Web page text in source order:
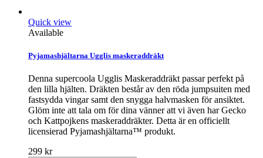
Quick view
Available
Pyjamashjältarna Ugglis maskeraddräkt
Denna supercoola Ugglis Maskeraddräkt passar perfekt på
den lilla hjälten. Dräkten består av den röda jumpsuiten med
fastsydda vingar samt den snygga halvmasken för ansiktet.
Glöm inte att tala om för dina vänner att vi även har Gecko
och Kattpojkens maskeraddräkter. Detta är en officiellt
licensierad Pyjamashjältarna™ produkt.
299 kr